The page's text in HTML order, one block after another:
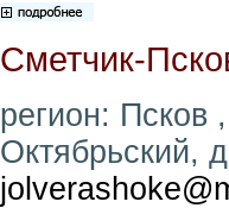
Сметчик-
регион: Псков
Октябрьский,